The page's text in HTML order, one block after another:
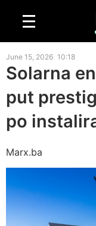
June 15, 2026 10:18
Solarna
put
po
Marx.ba